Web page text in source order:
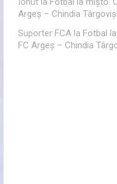
Argeș – Chindia
Suporter FCAla Fotbal
FC Argeș – Chindia